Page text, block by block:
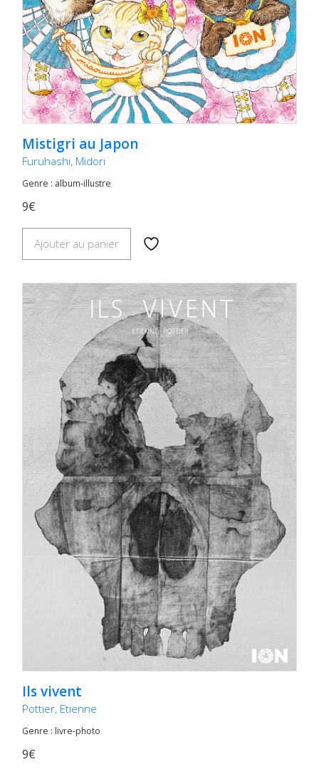
Mistigri au Japon
Furuhashi, Midori
Genre : album-illustre
9€
Ajouter au panier
Ils vivent
Pottier, Etienne
Genre : livre-photo
9€